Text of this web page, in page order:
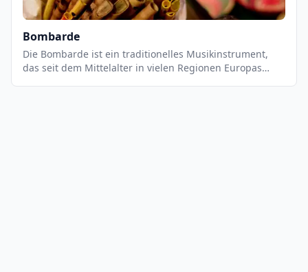
Bombarde
Die Bombarde ist ein traditionelles Musikinstrument,
das seit dem Mittelalter in vielen Regionen Europas